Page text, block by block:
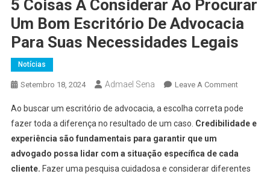
5 Coisas A Considerar Ao Procurar
Um Bom Escritório De Advocacia
Para Suas Necessidades Legais
Notícias
Setembro 18, 2024 Admael Sena Leave A CommentOn
Coisas
A
Ao
Procurar
Ao buscar um escritório de advocacia, a escolha correta pode
fazer toda a diferença no resultado de um caso. Credibilidade e
experiência são fundamentais para garantir que um
advogado possa lidar com a situação específica de cada
cliente. Fazer uma pesquisa cuidadosa e considerar diferentes